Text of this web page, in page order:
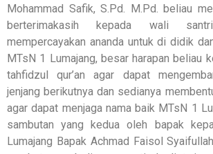
Mohammad Safik, S.Pd. M.Pd. beliau
berterimakasih kepada wali
mempercayakan ananda untuk di didik
MTsN 1 Lumajang, besar harapan beliau
tahfidzul qur’an agar dapat
jenjang berikutnya dan sedianya
agar dapat menjaga nama baik MTsN 1
sambutan yang kedua oleh bapak
Lumajang Bapak Achmad Faisol